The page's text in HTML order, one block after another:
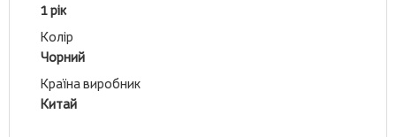
1 рік
Колір
Чорний
Країна виробник
Китай